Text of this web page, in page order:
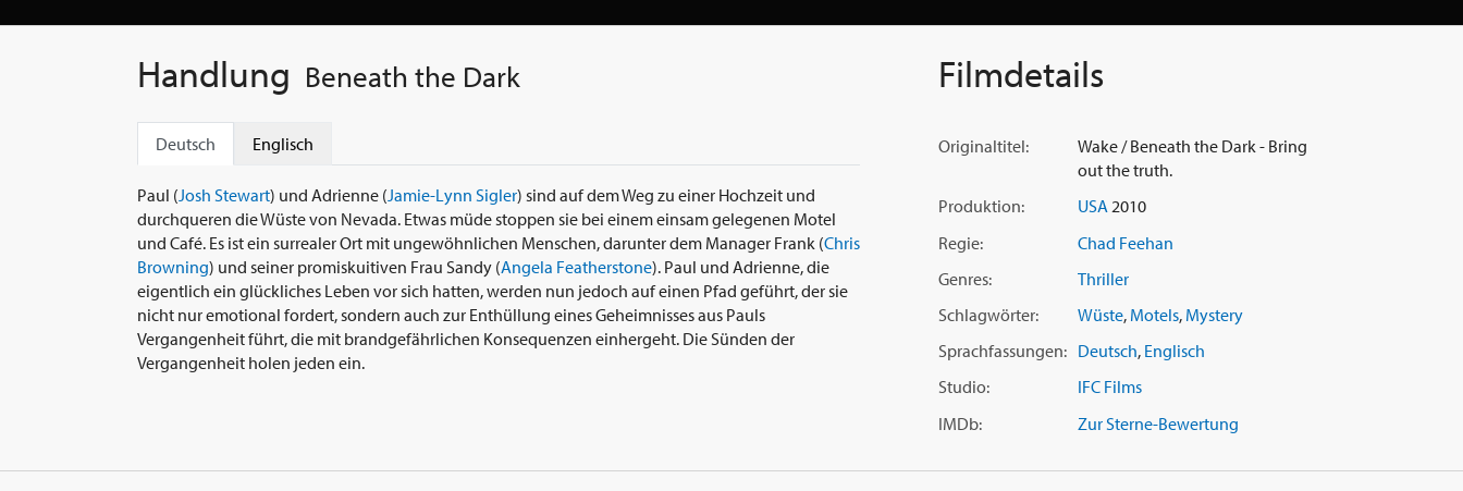
Handlung Beneath the Dark
Deutsch Englisch
Paul (Josh Stewart) und Adrienne (Jamie-Lynn Sigler) sind auf dem Weg zu einer Hochzeit und
durchqueren die Wüste von Nevada. Etwas müde stoppen sie bei einem einsam gelegenen Motel
und Café. Es ist ein surrealer Ort mit ungewöhnlichen Menschen, darunter dem Manager Frank (Chris
Browning) und seiner promiskuitiven Frau Sandy (Angela Featherstone). Paul und Adrienne, die
eigentlich ein glückliches Leben vor sich hatten, werden nun jedoch auf einen Pfad geführt, der sie
nicht nur emotional fordert, sondern auch zur Enthüllung eines Geheimnisses aus Pauls
Vergangenheit führt, die mit brandgefährlichen Konsequenzen einhergeht. Die Sünden der
Vergangenheit holen jeden ein.
Filmdetails
Originaltitel:
Wake / Beneath the Dark - Bring
out the truth.
Produktion:
USA2010
Regie:
Chad Feehan
Genres:
Thriller
Schlagwörter:
Wüste, Motels, Mystery
Sprachfassungen: Deutsch, Englisch
Studio:
IFC Films
IMDb:
Zur Sterne-Bewertung